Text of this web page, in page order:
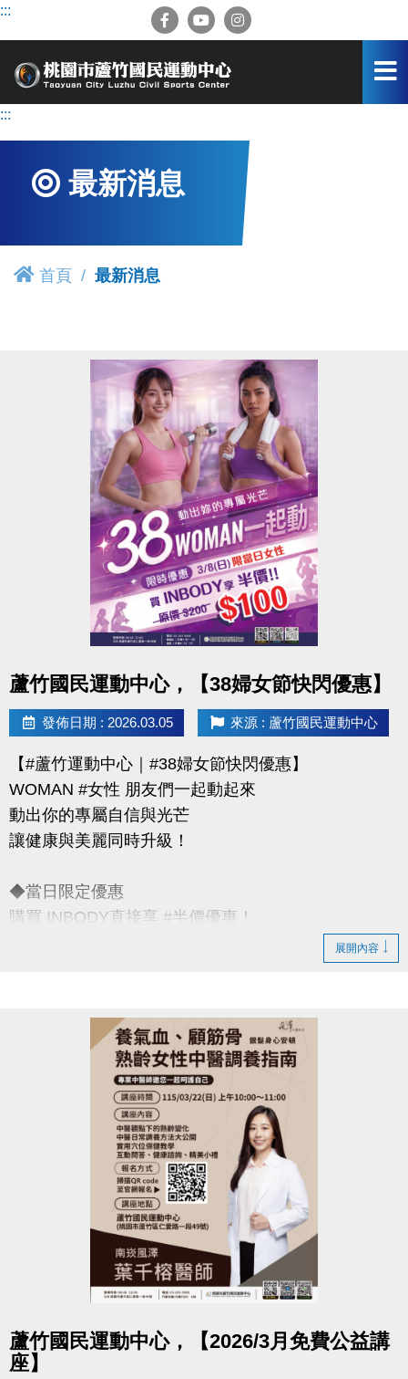
跳
容
:::
:::
最新消息
首頁 最新消息
蘆竹國民運動中心，【38婦女節快閃優惠】
發佈日期 : 2026.03.05 來源 : 蘆竹國民運動中心
【#蘆竹運動中心｜#38婦女節快閃優惠】
WOMAN #女性 朋友們一起動起來
動出你的專屬自信與光芒
讓健康與美麗同時升級！
◆當日限定優惠
購買 INBODY直接享 #半價優惠！
◆活動地點｜蘆竹國民運動中心
-洽詢專線：03-2639066 #301、302
-官網 :
https://www.lzsports.com.tw/zh_TW/news/pageID/1/
-FB : 桃園市蘆竹國民運動中心
-IG : @luzhusports
展開內容
蘆竹國民運動中心，【2026/3月免費公益講
座】